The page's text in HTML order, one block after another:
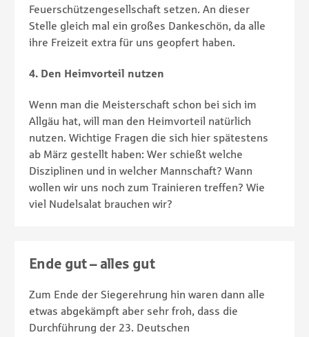
Feuerschützengesellschaft setzen. An dieser
Stelle gleich mal ein großes Dankeschön, da alle
ihre Freizeit extra für uns geopfert haben.
4. Den Heimvorteil nutzen
Wenn man die Meisterschaft schon bei sich im
Allgäu hat, will man den Heimvorteil natürlich
nutzen. Wichtige Fragen die sich hier spätestens
ab März gestellt haben: Wer schießt welche
Disziplinen und in welcher Mannschaft? Wann
wollen wir uns noch zum Trainieren treffen? Wie
viel Nudelsalat brauchen wir?
Ende gut – alles gut
Zum Ende der Siegerehrung hin waren dann alle
etwas abgekämpft aber sehr froh, dass die
Durchführung der 23. Deutschen